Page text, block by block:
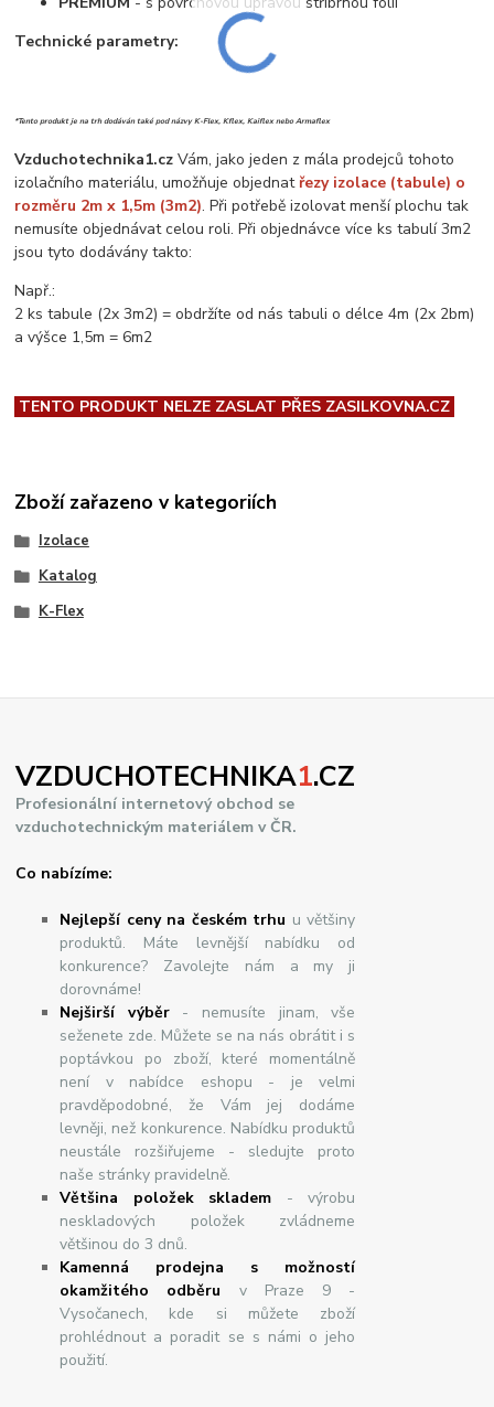
Technické parametry:
*Tento produkt je na trh dodáván také pod názvy K-Flex, Kflex, Kaiflex nebo Armaflex
Vzduchotechnika1.cz Vám, jako jeden z mála prodejců tohoto
izolačního materiálu, umožňuje objednat řezy izolace (tabule) o
rozměru 2m x 1,5m (3m2). Při potřebě izolovat menší plochu tak
nemusíte objednávat celou roli. Při objednávce více ks tabulí 3m2
jsou tyto dodávány takto:
Např.:
2 ks tabule (2x 3m2) = obdržíte od nás tabuli o délce 4m (2x 2bm)
a výšce 1,5m = 6m2
TENTO PRODUKT NELZE ZASLAT PŘES ZASILKOVNA.CZ
Zboží zařazeno v kategoriích
Izolace
Katalog
K-Flex
VZDUCHOTECHNIKA1.CZ
Profesionální internetový obchod se
vzduchotechnickým materiálem v ČR.
Co nabízíme:
Nejlepší ceny na českém trhu u většiny
produktů. Máte levnější nabídku od
konkurence? Zavolejte nám a my ji
dorovnáme!
Nejširšívýběr- nemusíte jinam, vše
seženete zde. Můžete se na nás obrátit i s
poptávkou po zboží, které momentálně
není v nabídce eshopu - je velmi
pravděpodobné, že Vám jej dodáme
levněji, než konkurence. Nabídku produktů
neustále rozšiřujeme - sledujte proto
naše stránky pravidelně.
Většina položek skladem - výrobu
neskladových položek zvládneme
většinou do 3 dnů.
Kamenná prodejna s možností
okamžitého odběru v Praze 9 -
Vysočanech, kde si můžete zboží
prohlédnout a poradit se s námi o jeho
použití.